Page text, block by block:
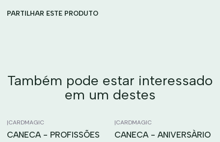
PARTILHAR ESTE PRODUTO
Também pode estar interessado
em um destes
|CARDMAGIC
CANECA - PROFISSÕES
|CARDMAGIC
CANECA - ANIVERSÀRIO